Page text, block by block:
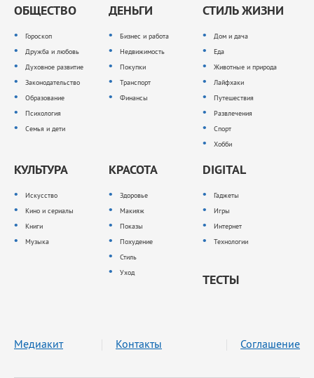
ОБЩЕСТВО
Гороскоп
Дружба и любовь
Духовное развитие
Законодательство
Образование
Психология
Семья и дети
ДЕНЬГИ
Бизнес и работа
Недвижимость
Покупки
Транспорт
Финансы
СТИЛЬ ЖИЗНИ
Дом и дача
Еда
Животные и природа
Лайфхаки
Путешествия
Развлечения
Спорт
Хобби
КУЛЬТУРА
Искусство
Кино и сериалы
Книги
Музыка
КРАСОТА
Здоровье
Макияж
Показы
Похудение
Стиль
Уход
DIGITAL
Гаджеты
Игры
Интернет
Технологии
ТЕСТЫ
Медиакит Контакты Соглашение